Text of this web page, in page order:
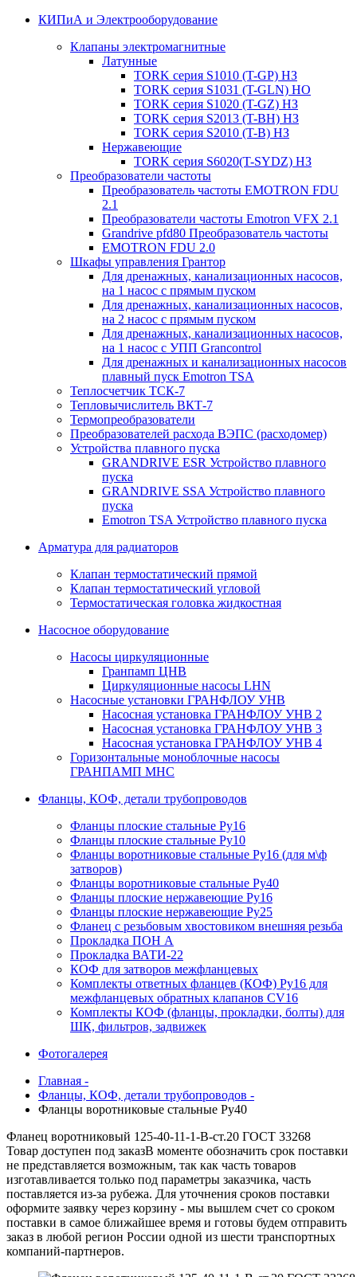
КИПиА и Электрооборудование
Клапаны электромагнитные
Латунные
TORK серия S1010 (T-GP) НЗ
TORK серия S1031 (T-GLN) НО
TORK серия S1020 (T-GZ) НЗ
TORK серия S2013 (T-BH) НЗ
TORK серия S2010 (T-B) НЗ
Нержавеющие
TORK серия S6020(T-SYDZ) НЗ
Преобразователи частоты
Преобразователь частоты EMOTRON FDU
2.1
Преобразователи частоты Emotron VFX 2.1
Grandrive pfd80 Преобразователь частоты
EMOTRON FDU 2.0
Шкафы управления Грантор
Для дренажных, канализационных насосов,
на 1 насос с прямым пуском
Для дренажных, канализационных насосов,
на 2 насос с прямым пуском
Для дренажных, канализационных насосов,
на 1 насос с УПП Grancontrol
Для дренажных и канализационных насосов
плавный пуск Emotron TSA
Теплосчетчик ТСК-7
Тепловычислитель ВКТ-7
Термопреобразователи
Преобразователей расхода ВЭПС (расходомер)
Устройства плавного пуска
GRANDRIVE ESR Устройство плавного
пуска
GRANDRIVE SSA Устройство плавного
пуска
Emotron TSA Устройство плавного пуска
Арматура для радиаторов
Клапан термостатический прямой
Клапан термостатический угловой
Термостатическая головка жидкостная
Насосное оборудование
Насосы циркуляционные
Гранпамп ЦНВ
Циркуляционные насосы LHN
Насосные установки ГРАНФЛОУ УНВ
Насосная установка ГРАНФЛОУ УНВ 2
Насосная установка ГРАНФЛОУ УНВ 3
Насосная установка ГРАНФЛОУ УНВ 4
Горизонтальные моноблочные насосы
ГРАНПАМП МНС
Фланцы, КОФ, детали трубопроводов
Фланцы плоские стальные Ру16
Фланцы плоские стальные Ру10
Фланцы воротниковые стальные Ру16 (для м\ф
затворов)
Фланцы воротниковые стальные Ру40
Фланцы плоские нержавеющие Ру16
Фланцы плоские нержавеющие Ру25
Фланец с резьбовым хвостовиком внешняя резьба
Прокладка ПОН А
Прокладка ВАТИ-22
КОФ для затворов межфланцевых
Комплекты ответных фланцев (КОФ) Ру16 для
межфланцевых обратных клапанов CV16
Комплекты КОФ (фланцы, прокладки, болты) для
ШК, фильтров, задвижек
Фотогалерея
Главная -
Фланцы, КОФ, детали трубопроводов -
Фланцы воротниковые стальные Ру40
Фланец воротниковый 125-40-11-1-B-ст.20 ГОСТ 33268
Товар доступен под заказВ моменте обозначить срок поставки
не представляется возможным, так как часть товаров
изготавливается только под параметры заказчика, часть
поставляется из-за рубежа. Для уточнения сроков поставки
оформите заявку через корзину - мы вышлем счет со сроком
поставки в самое ближайшее время и готовы будем отправить
заказ в любой регион России одной из шести транспортных
компаний-партнеров.